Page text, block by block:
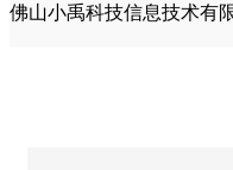
佛山小禹科技信息技术有